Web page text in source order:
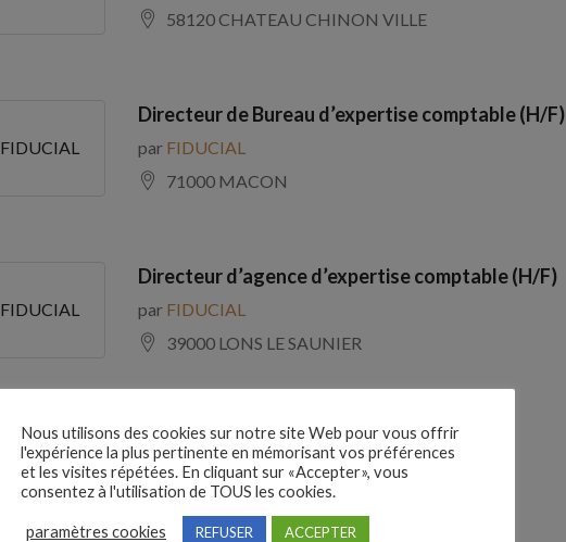
58120 CHATEAU CHINON VILLE
FIDUCIAL
Directeur de Bureau d’expertise comptable (H/F)
par FIDUCIAL
71000 MACON
FIDUCIAL
Directeur d’agence d’expertise comptable (H/F)
par FIDUCIAL
39000 LONS LE SAUNIER
ADECCO
Comptable Fournisseurs H/F
parADECCO
69100 Villeurbanne
Nous utilisons des cookies sur notre site Web pour vous offrir
l'expérience la plus pertinente en mémorisant vos préférences
et les visites répétées. En cliquant sur «Accepter», vous
consentez à l'utilisation de TOUS les cookies.
paramètres cookies REFUSER ACCEPTER